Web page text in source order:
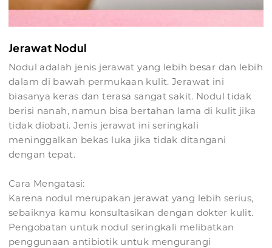
Jerawat Nodul
Nodul adalah jenis jerawat yang lebih besar dan lebih
dalam di bawah permukaan kulit. Jerawat ini
biasanya keras dan terasa sangat sakit. Nodul tidak
berisi nanah, namun bisa bertahan lama di kulit jika
tidak diobati. Jenis jerawat ini seringkali
meninggalkan bekas luka jika tidak ditangani
dengan tepat.
Cara Mengatasi:
Karena nodul merupakan jerawat yang lebih serius,
sebaiknya kamu konsultasikan dengan dokter kulit.
Pengobatan untuk nodul seringkali melibatkan
penggunaan antibiotik untuk mengurangi